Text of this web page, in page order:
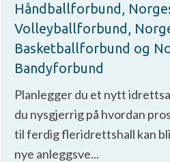
Håndballforbund,
Volleyballforbund,
Basketballforbund og
Bandyforbund
Planlegger du et nytt
du nysgjerrig på hvordan
til ferdig fleridrettshall kan
nye anleggsve...